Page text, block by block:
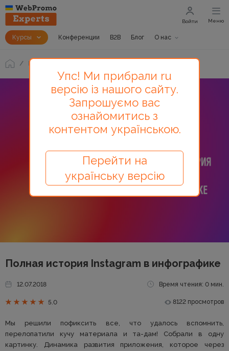
Курсы Конференции B2B Блог О нас
Войти Меню
Блог
Полная история Instagram в инфографике
12.07.2018 Время чтения: 0 мин.
5.0 8122 просмотров
Мы решили пофиксить все, что удалось вспомнить,
перелопатили кучу материала и та-дам! Собрали в одну
картинку. Динамика развития приложения, которое через
Упс! Ми прибрали ru
версію із нашого сайту.
Запрошуємо вас
ознайомитись з
контентом українською.
Перейти на
українську версію